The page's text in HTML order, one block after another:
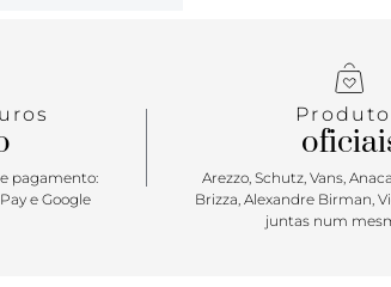
maior
brancos.
Apostar:
imponente:
com mix de
pagamento:
e Google
Arezzo, Schutz, Vans,
Brizza, Alexandre Birman,
juntas num